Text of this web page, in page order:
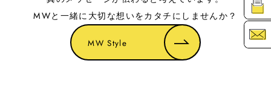
MWと一緒に大切な想いをカタチにしませんか？
MW Style
資
お